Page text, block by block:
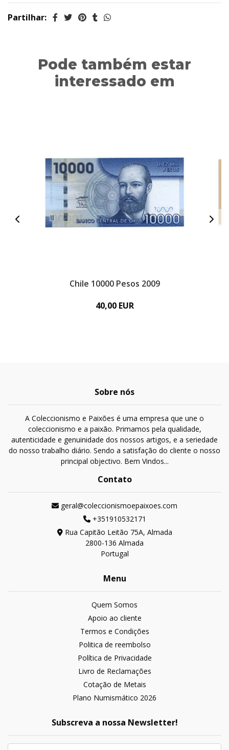
Partilhar:
Pode também estar
interessado em
Chile 10000 Pesos 2009
40,00 EUR
Sobre nós
A Coleccionismo e Paixões é uma empresa que une o
coleccionismo e a paixão. Primamos pela qualidade,
autenticidade e genuinidade dos nossos artigos, e a seriedade
do nosso trabalho diário. Sendo a satisfação do cliente o nosso
principal objectivo. Bem Vindos...
Contato
geral@coleccionismoepaixoes.com
+351910532171
Rua Capitão Leitão 75A, Almada
2800-136 Almada
Portugal
Menu
Quem Somos
Apoio ao cliente
Termos e Condições
Politica de reembolso
Política de Privacidade
Livro de Reclamações
Cotação de Metais
Plano Numismático 2026
Subscreva a nossa Newsletter!